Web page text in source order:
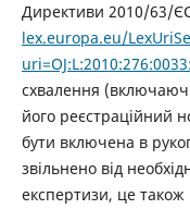
Директиви 2010/63/
lex.europa.eu/
схвалення
його реєстраційний
бути включена в
звільнено від
експертизи, це